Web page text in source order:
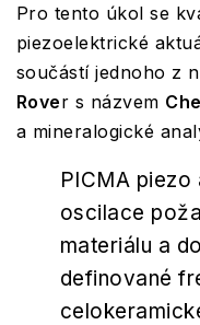
Pro tento úkol se
piezoelektrické
součástí jednoho z
Rover s názvem
a mineralogické
PICMA
oscilace
materiálu a
definované